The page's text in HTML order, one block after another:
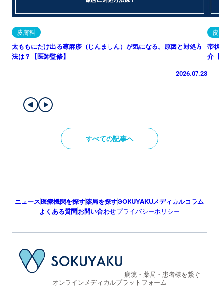
皮膚科
太ももにだけ出る蕁麻疹（じんましん）が気になる。原因と対処方
法は？【医師監修】
2026.07.23
帯
介
すべての記事へ
ニュース医療機関を探す薬局を探すSOKUYAKUメディカルコラム
よくある質問お問い合わせプライバシーポリシー
病院・薬局・患者様を繋ぐ
オンラインメディカルプラットフォーム